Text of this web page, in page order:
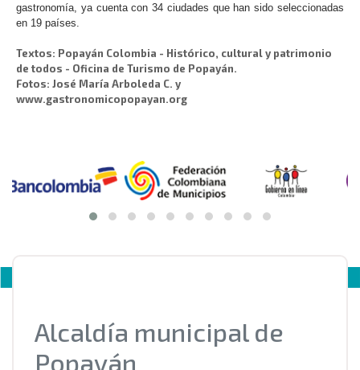
gastronomía, ya cuenta con 34 ciudades que han sido seleccionadas
en 19 países.
Textos: Popayán Colombia - Histórico, cultural y patrimonio
de todos - Oficina de Turismo de Popayán.
Fotos: José María Arboleda C. y
www.gastronomicopopayan.org
Alcaldía municipal de
Popayán